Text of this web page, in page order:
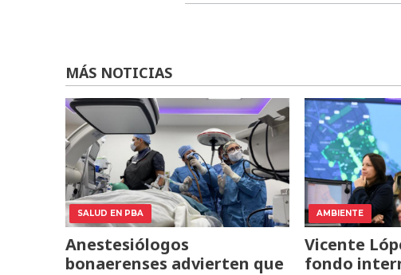
MÁS NOTICIAS
SALUD EN PBA
Anestesiólogos
bonaerenses advierten que
AMBIENTE
Vicente
fondo